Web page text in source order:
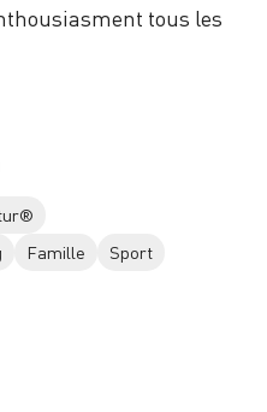
Famille Sport
tous les